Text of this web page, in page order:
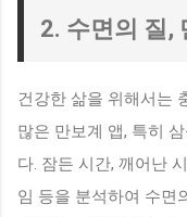
2. 수면의 질,
건강한 삶을 위해서는
많은 만보계 앱, 특히
다. 잠든 시간, 깨어난
임 등을 분석하여 수면